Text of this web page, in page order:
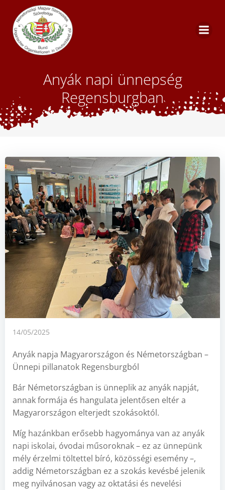
Anyák napi ünnepség
Regensburgban
14/05/2025
Anyák napja Magyarországon és Németországban –
Ünnepi pillanatok Regensburgból
Bár Németországban is ünneplik az anyák napját,
annak formája és hangulata jelentősen eltér a
Magyarországon elterjedt szokásoktól.
Míg hazánkban erősebb hagyománya van az anyák
napi iskolai, óvodai műsoroknak – ez az ünnepünk
mély érzelmi töltettel bíró, közösségi esemény –,
addig Németországban ez a szokás kevésbé jelenik
meg nyilvánosan vagy az oktatási és nevelési